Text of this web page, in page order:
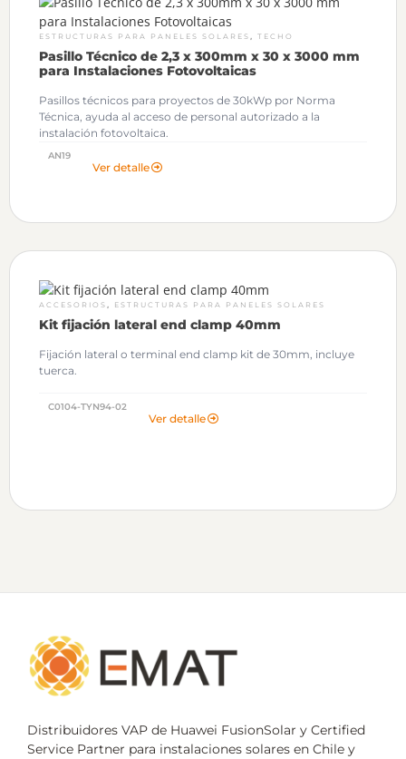
ESTRUCTURAS PARA PANELES SOLARES TECHO
Pasillo Técnico de 2,3 x 300mm x 30 x 3000 mm
para Instalaciones Fotovoltaicas
Pasillos técnicos para proyectos de 30kWp por Norma
Técnica, ayuda al acceso de personal autorizado a la
instalación fotovoltaica.
AN19
Ver detalle
ACCESORIOS ESTRUCTURAS PARA PANELES SOLARES
Kit fijación lateral end clamp 40mm
Fijación lateral o terminal end clamp kit de 30mm, incluye
tuerca.
C0104-TYN94-02
Ver detalle
Distribuidores VAP de Huawei FusionSolar y Certified
Service Partner para instalaciones solares en Chile y